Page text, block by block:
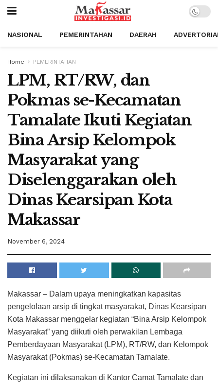
NASIONAL PEMERINTAHAN DAERAH
Home PEMERINTAHAN
LPM, RT/RW, dan
Pokmas se-Kecamatan
Tamalate Ikuti Kegiatan
Bina Arsip Kelompok
Masyarakat yang
Diselenggarakan oleh
Dinas Kearsipan Kota
Makassar
November 6, 2024
Makassar – Dalam upaya meningkatkan kapasitas
pengelolaan arsip di tingkat masyarakat, Dinas Kearsipan
Kota Makassar menggelar kegiatan “Bina Arsip Kelompok
Masyarakat” yang diikuti oleh perwakilan Lembaga
Pemberdayaan Masyarakat (LPM), RT/RW, dan Kelompok
Masyarakat (Pokmas) se-Kecamatan Tamalate.
Kegiatan ini dilaksanakan di Kantor Camat Tamalate dan